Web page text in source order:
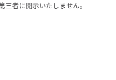
者に開示いたしません。